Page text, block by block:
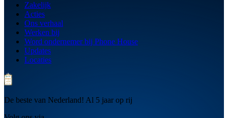
Zakelijk
Acties
Ons verhaal
Werken bij
Word ondernemer bij Phone House
Updates
Locaties
De beste van Nederland! Al 5 jaar op rij